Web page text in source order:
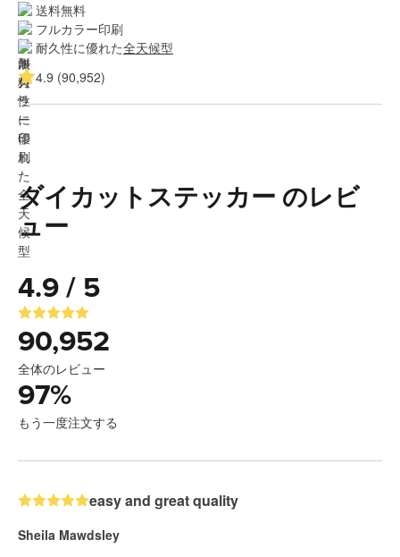
送料無料
フルカラー印刷
耐久性に優れた全天候型
4.9 (90,952)
ダイカットステッカー のレビ
ュー
4.9 / 5
90,952
全体のレビュー
97%
もう一度注文する
easy and great quality
Sheila Mawdsley